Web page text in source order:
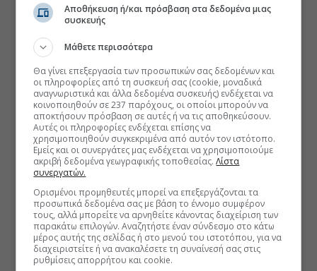
Αποθήκευση ή/και πρόσβαση στα δεδομένα μιας
συσκευής
Μάθετε περισσότερα
Θα γίνει επεξεργασία των προσωπικών σας δεδομένων και
οι πληροφορίες από τη συσκευή σας (cookie, μοναδικά
αναγνωριστικά και άλλα δεδομένα συσκευής) ενδέχεται να
κοινοποιηθούν σε 237 παρόχους, οι οποίοι μπορούν να
αποκτήσουν πρόσβαση σε αυτές ή να τις αποθηκεύσουν.
Αυτές οι πληροφορίες ενδέχεται επίσης να
χρησιμοποιηθούν συγκεκριμένα από αυτόν τον ιστότοπο.
Εμείς και οι συνεργάτες μας ενδέχεται να χρησιμοποιούμε
ακριβή δεδομένα γεωγραφικής τοποθεσίας.Λίστα
συνεργατών.
Ορισμένοι προμηθευτές μπορεί να επεξεργάζονται τα
προσωπικά δεδομένα σας με βάση το έννομο συμφέρον
τους, αλλά μπορείτε να αρνηθείτε κάνοντας διαχείριση των
παρακάτω επιλογών. Αναζητήστε έναν σύνδεσμο στο κάτω
μέρος αυτής της σελίδας ή στο μενού του ιστοτόπου, για να
διαχειριστείτε ή να ανακαλέσετε τη συναίνεσή σας στις
ρυθμίσεις απορρήτου και cookie.